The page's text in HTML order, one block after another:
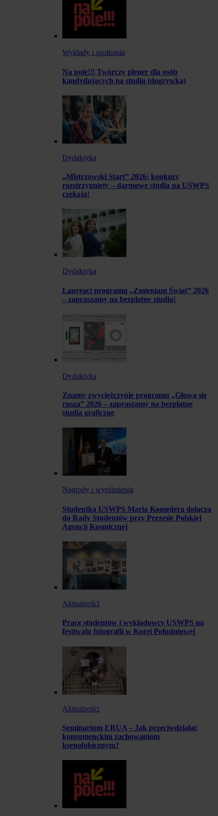
Wykłady i spotkania
Na pole!!! Twórczy plener dla osób
kandydujących na studia (dogrywka)
Dydaktyka
„Mistrzowski Start” 2026: konkurs
rozstrzygnięty – darmowe studia na USWPS
czekają!
Dydaktyka
Laureaci programu „Zmieniam Świat” 2026
– zapraszamy na bezpłatne studia!
Dydaktyka
Znamy zwyciężczynie programu „Głowa się
rusza” 2026 – zapraszamy na bezpłatne
studia graficzne
Nagrody i wyróżnienia
Studentka USWPS Maria Komędera dołącza
do Rady Studentów przy Prezesie Polskiej
Agencji Kosmicznej
Aktualności
Prace studentów i wykładowcy USWPS na
festiwalu fotografii w Korei Południowej
Aktualności
Seminarium ERUA – Jak przeciwdziałać
konsumenckim zachowaniom
ksenofobicznym?